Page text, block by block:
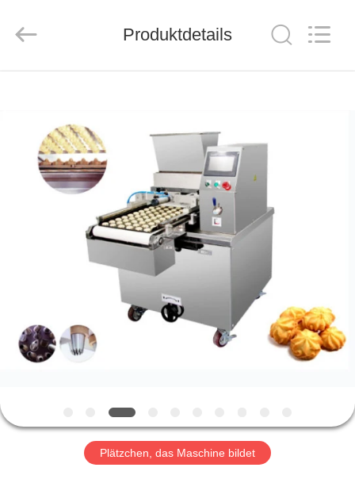
PRODUKTE
ÜBER
FABRIK-
QUALITÄTSKONTROLLE
SIE
MIT
Reserved.
Developed
Produktdetails
Plätzchen, das Maschine bildet